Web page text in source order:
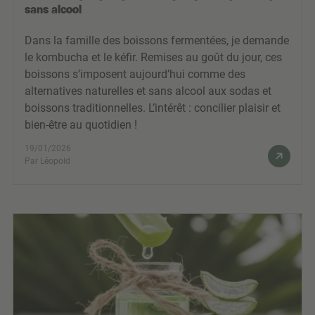
sans alcool
Dans la famille des boissons fermentées, je demande
le kombucha et le kéfir. Remises au goût du jour, ces
boissons s’imposent aujourd’hui comme des
alternatives naturelles et sans alcool aux sodas et
boissons traditionnelles. L’intérêt : concilier plaisir et
bien-être au quotidien !
19/01/2026
Par Léopold